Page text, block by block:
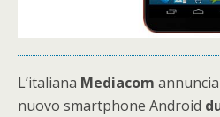
L’italiana Mediacom
nuovo smartphone Android